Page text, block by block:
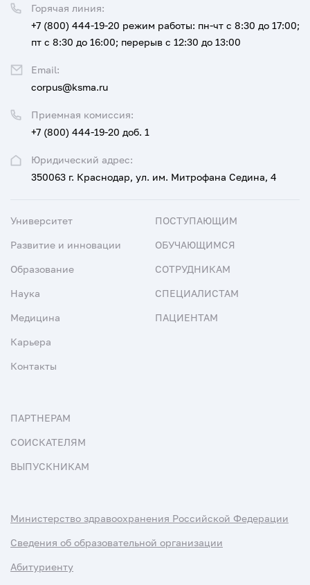
Юридический адрес:
350063 г. Краснодар, ул. им. Митрофана Седина, 4
Приемная комиссия:
+7 (800) 444-19-20 доб. 1
Горячая линия:
+7 (800) 444-19-20 режим работы: пн-чт с 8:30 до 17:00;
пт с 8:30 до 16:00; перерыв с 12:30 до 13:00
Email:
corpus@ksma.ru
Университет
Развитие и инновации
Образование
Наука
Медицина
Карьера
Контакты
ПОСТУПАЮЩИМ
ОБУЧАЮЩИМСЯ
СОТРУДНИКАМ
СПЕЦИАЛИСТАМ
ПАЦИЕНТАМ
ПАРТНЕРАМ
СОИСКАТЕЛЯМ
ВЫПУСКНИКАМ
Министерство здравоохранения Российской Федерации
Сведения об образовательной организации
Абитуриенту